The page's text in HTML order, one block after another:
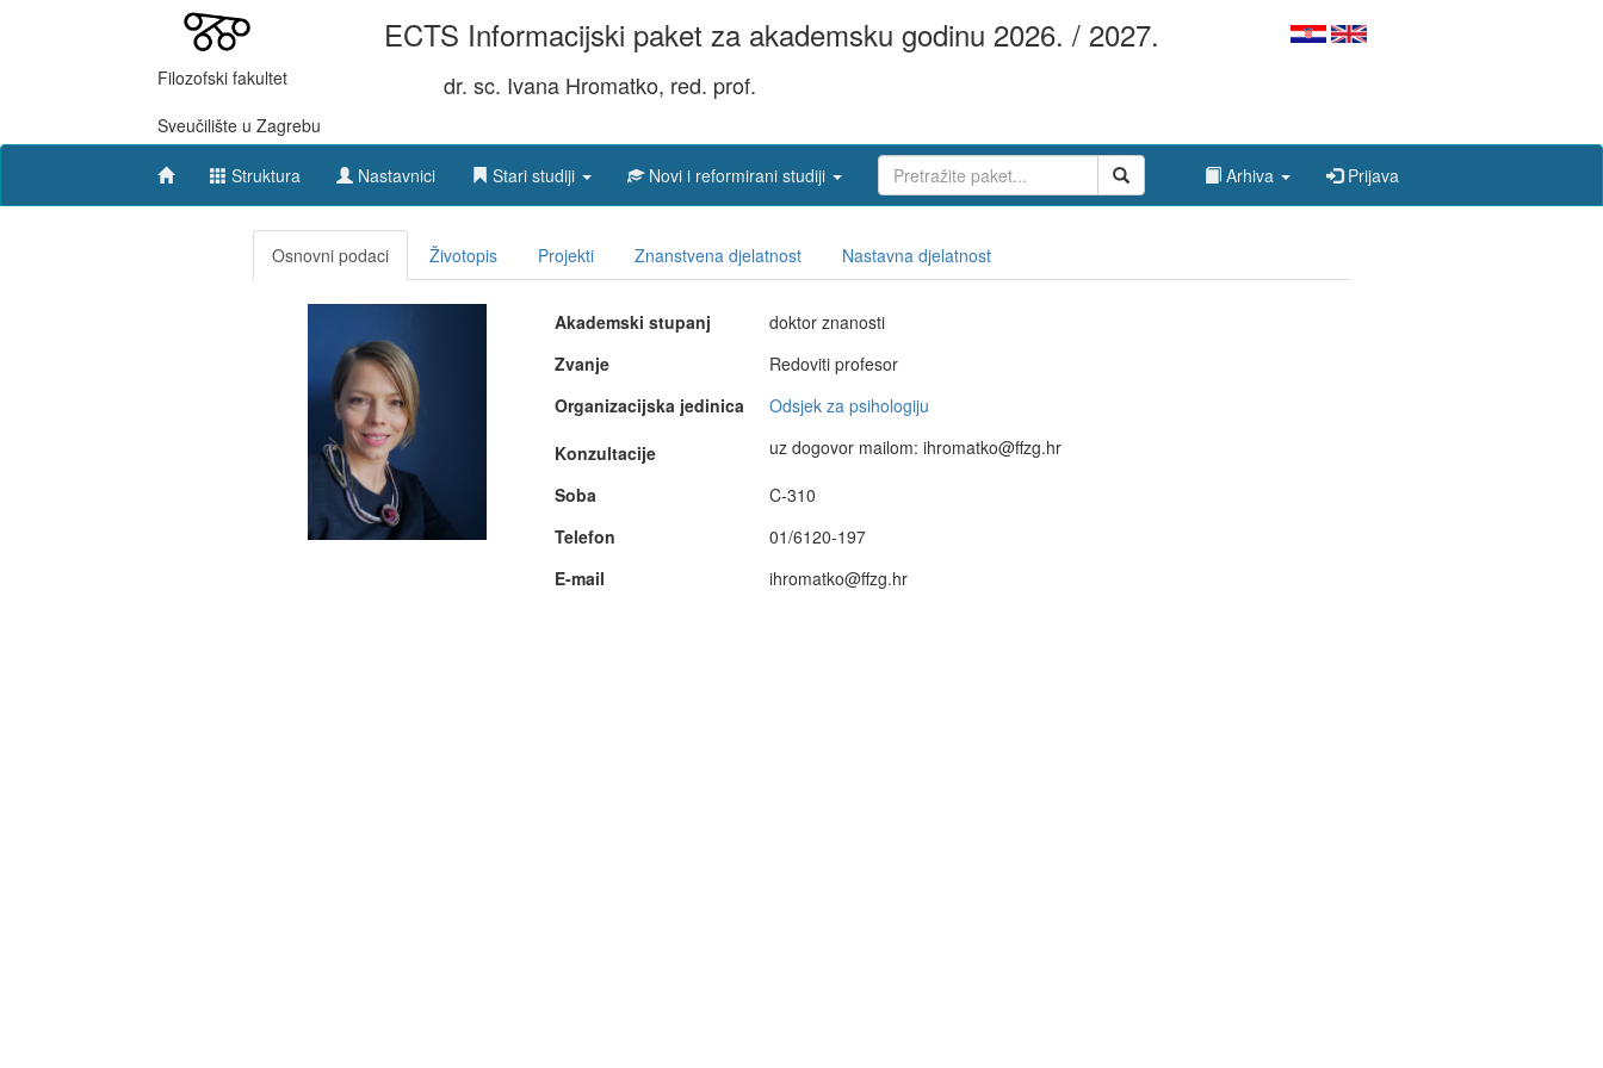
Filozofski fakultet
Sveučilište u Zagrebu
ECTS Informacijski paket za akademsku godinu 2026. / 2027.
dr. sc. Ivana Hromatko, red. prof.
Struktura Nastavnici Stari studiji Novi i reformirani studiji Arhiva Prijava
Osnovni podaci Životopis Projekti Znanstvena djelatnost Nastavna djelatnost
Akademski stupanj
doktor znanosti
Zvanje
Redoviti profesor
Organizacijska jedinica
Odsjek za psihologiju
Konzultacije
uz dogovor mailom: ihromatko@ffzg.hr
Soba
C-310
Telefon
01/6120-197
E-mail
ihromatko@ffzg.hr